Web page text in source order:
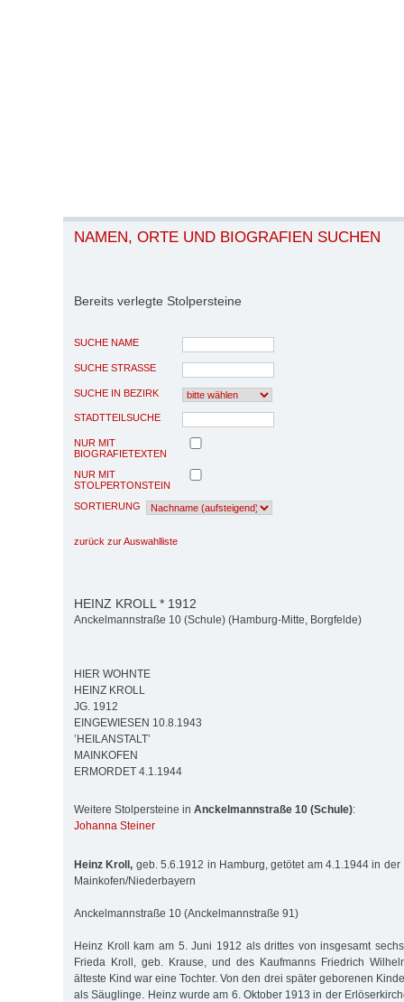
NAMEN, ORTE UND BIOGRAFIEN SUCHEN
Bereits verlegte Stolpersteine
SUCHE NAME
SUCHE STRASSE
SUCHE IN BEZIRK
STADTTEILSUCHE
NUR MIT
BIOGRAFIETEXTEN
NUR MIT
STOLPERTONSTEIN
SORTIERUNG
zurück zur Auswahlliste
HEINZ KROLL * 1912
Anckelmannstraße 10 (Schule) (Hamburg-Mitte, Borgfelde)
HIER WOHNTE
HEINZ KROLL
JG. 1912
EINGEWIESEN 10.8.1943
’HEILANSTALT’
MAINKOFEN
ERMORDET 4.1.1944
Weitere Stolpersteine in Anckelmannstraße 10 (Schule):
Johanna Steiner
Heinz Kroll, geb. 5.6.1912 in Hamburg, getötet am 4.1.1944 in
Mainkofen/Niederbayern
Anckelmannstraße 10 (Anckelmannstraße 91)
Heinz Kroll kam am 5. Juni 1912 als drittes von insgesamt
Frieda Kroll, geb. Krause, und des Kaufmanns Friedrich
älteste Kind war eine Tochter. Von den drei später geborenen
als Säuglinge. Heinz wurde am 6. Oktober 1913 in der